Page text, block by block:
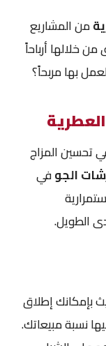
من المشاريع
خلالها أرباحاً
بها مربحاً؟
تحسين المزاج
الجوفي
الطويل.
بإمكانك إطلاق
نسبة مبيعاتك.